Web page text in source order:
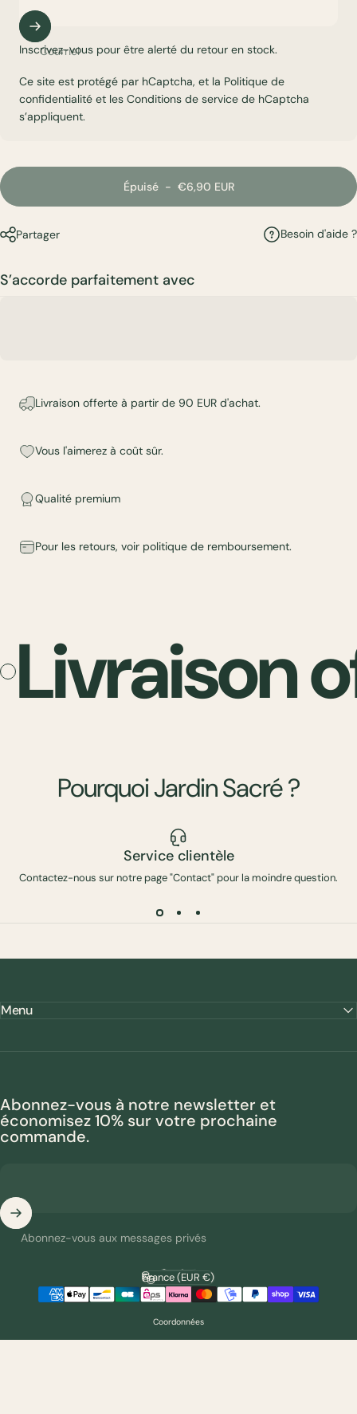
Courriel
Inscrivez-vous pour être alerté du retour en stock.
Ce site est protégé par hCaptcha, et la Politique de
confidentialité et les Conditions de service de hCaptcha
s’appliquent.
Épuisé- €6,90 EUR
Partager Besoin d'aide ?
S’accorde parfaitement avec
Livraison offerte à partir de 90 EUR d'achat.
Vous l'aimerez à coût sûr.
Qualité premium
Pour les retours, voir politique de remboursement.
Livraison
PourquoiJardinSacré?
Service clientèle
Contactez-nous sur notre page "Contact" pour la moindre question.
Menu
Abonnez-vous à notre newsletter et
économisez 10% sur votre prochaine
commande.
Abonnez-vous aux messages privés
Coordonnées
Langue
Pays/région
France (EUR €)